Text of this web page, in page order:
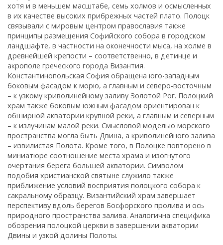
хотя и в меньшем масштабе, семь холмов и осмысленных
в их качестве высоких прибрежных частей плато. Полоцк
связывали с мировым центром православия также
принципы размещения Софийского собора в городском
ландшафте, в частности на оконечности мыса, на холме в
древнейшей крепости – соответственно, в детинце и
акрополе греческого города Византия.
Константинопольская София обращена юго-западным
боковым фасадом к морю, а главным и северо-восточным
– к узкому криволинейному заливу Золотой Рог. Полоцкий
храм также боковым южным фасадом ориентирован к
обширной акватории крупной реки, а главным и северным
– к излучинам малой реки. Смысловой моделью морского
пространства могла быть Двина, а криволинейного залива
– извилистая Полота. Кроме того, в Полоцке повторено в
миниатюре соотношение места храма и изогнутого
очертания берега большей акватории. Символом
подобия христианской святыне служило также
приближение условий восприятия полоцкого собора к
сакральному образцу. Византийский храм завершает
перспективу вдоль берегов Босфорского пролива и ось
природного пространства залива. Аналогична специфика
обозрения полоцкой церкви в завершении акватории
Двины и узкой долины Полоты.